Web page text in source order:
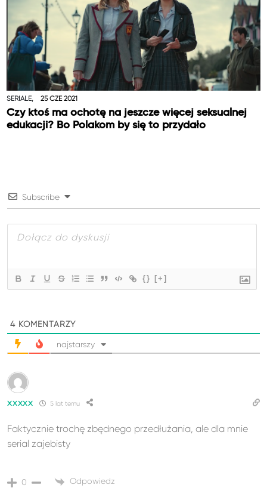
SERIALE, 25 CZE 2021
Czy ktoś ma ochotę na jeszcze więcej seksualnej
edukacji? Bo Polakom by się to przydało
Subscribe
{} [+]
4 KOMENTARZY
najstarszy
xxxxx 5 lat temu
Faktycznie trochę zbędnego przedłużania, ale dla mnie
serial zajebisty
0 Odpowiedz